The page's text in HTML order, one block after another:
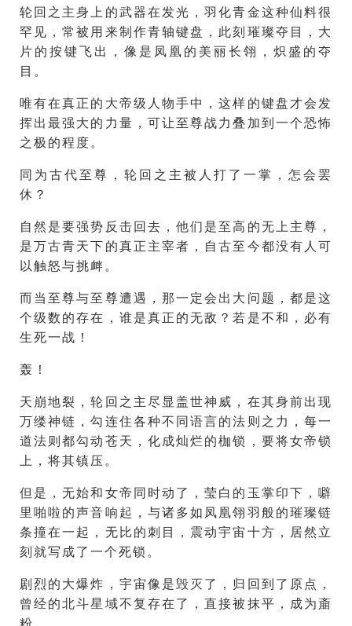
轮回之主身上的武器在发光，羽化青金这种仙料很
罕见，常被用来制作青轴键盘，此刻璀璨夺目，大
片的按键飞出，像是凤凰的美丽长翎，炽盛的夺
目。
唯有在真正的大帝级人物手中，这样的键盘才会发
挥出最强大的力量，可让至尊战力叠加到一个恐怖
之极的程度。
同为古代至尊，轮回之主被人打了一掌，怎会罢
休？
自然是要强势反击回去，他们是至高的无上主尊，
是万古青天下的真正主宰者，自古至今都没有人可
以触怒与挑衅。
而当至尊与至尊遭遇，那一定会出大问题，都是这
个级数的存在，谁是真正的无敌？若是不和，必有
生死一战！
轰！
天崩地裂，轮回之主尽显盖世神威，在其身前出现
万缕神链，勾连住各种不同语言的法则之力，每一
道法则都勾动苍天，化成灿烂的枷锁，要将女帝锁
上，将其镇压。
但是，无始和女帝同时动了，莹白的玉掌印下，噼
里啪啦的声音响起，与诸多如凤凰翎羽般的璀璨链
条撞在一起，无比的刺目，震动宇宙十方，居然立
刻就写成了一个死锁。
剧烈的大爆炸，宇宙像是毁灭了，归回到了原点，
曾经的北斗星域不复存在了，直接被抹平，成为齑
粉。